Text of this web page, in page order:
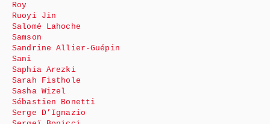
Roy
Ruoyi Jin
Salomé Lahoche
Samson
Sandrine Allier-Guépin
Sani
Saphia Arezki
Sarah Fisthole
Sasha Wizel
Sébastien Bonetti
Serge D’Ignazio